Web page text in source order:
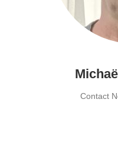
Contact